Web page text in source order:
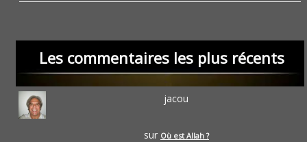
Les commentaires les plus récents
jacou
sur Où est Allah ?